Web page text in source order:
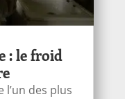
: le froid
l’un des plus